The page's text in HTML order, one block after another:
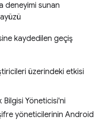
deneyimi sunan
kaydedilen geçiş
üzerindeki etkisi
Yöneticisi'ni
yöneticilerinin Android